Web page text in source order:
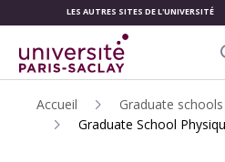
CONTENU
PRINCIPAL
LES AUTRES SITES DE L'UNIVERSITÉ
Accueil
Graduate schools
Graduate School